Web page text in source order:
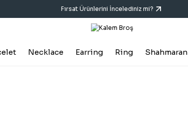
Fırsat Ürünlerini İncelediniz mi?
Necklace Earring Ring Shahmaran